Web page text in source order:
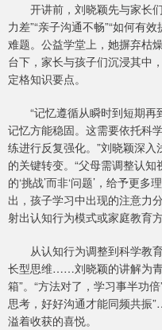
开讲前，刘晓颖先与家长们
力差”“亲子沟通不畅”“如何有
难题。公益学堂上，她摒弃枯
台下，家长与孩子们沉浸其中
定格知识要点。
“记忆遵循从瞬时到短期再
记忆方能稳固。这需要依托科
练进行反复强化。”刘晓颖深
的关键转变。“父母需调整认
的‘挑战’而非‘问题’，给予更
出，孩子学习中出现的注意力
射出认知行为模式或家庭教育
从认知行为调整到科学教育
长型思维……刘晓颖的讲解为
箱”。“方法对了，学习事半功
思考，好好沟通才能同频共振
溢着收获的喜悦。